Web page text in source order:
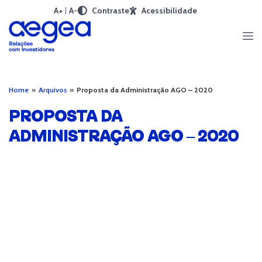
A+ A- Contraste Acessibilidade
Home » Arquivos » Proposta da Administração AGO – 2020
PROPOSTA DA
ADMINISTRAÇÃO AGO – 2020